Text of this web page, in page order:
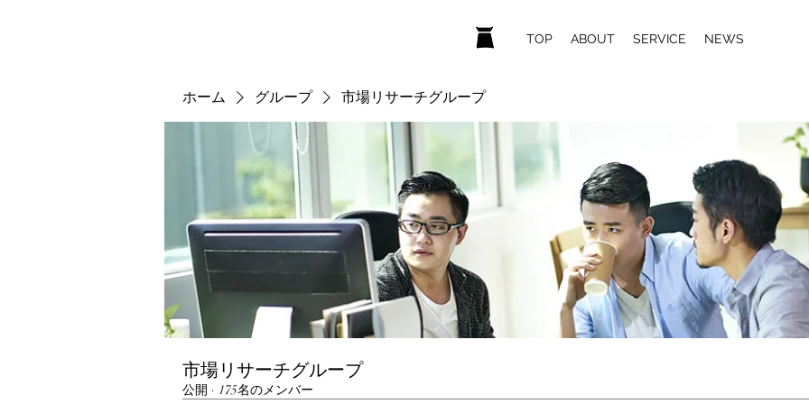
ホーム TOP ABOUT SERVICE NEWS
ホーム グループ 市場リサーチグループ
市場リサーチグループ
公開 · 175名のメンバー